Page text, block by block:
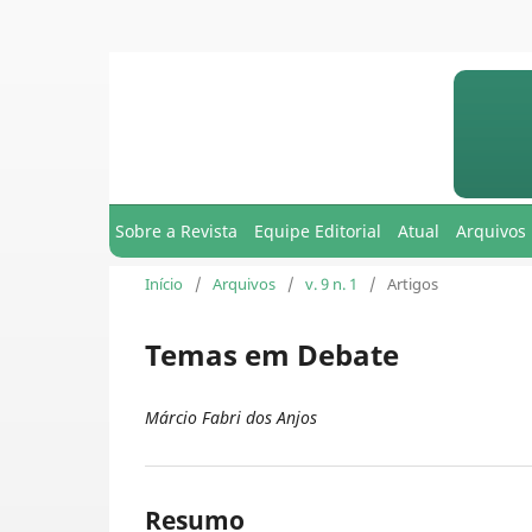
Sobre a Revista Equipe Editorial Atual Arquivos
Início / Arquivos / v. 9 n. 1 / Artigos
Temas em Debate
Márcio Fabri dos Anjos
Resumo